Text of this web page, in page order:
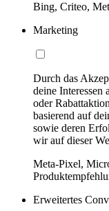
Bing, Criteo,
Marketing
Durch das
deine Interessen
oder
basierend auf
sowie deren
wir auf dieser
Meta-Pixel,
Erweitertes